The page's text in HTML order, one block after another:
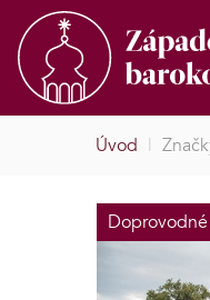
Úvod |